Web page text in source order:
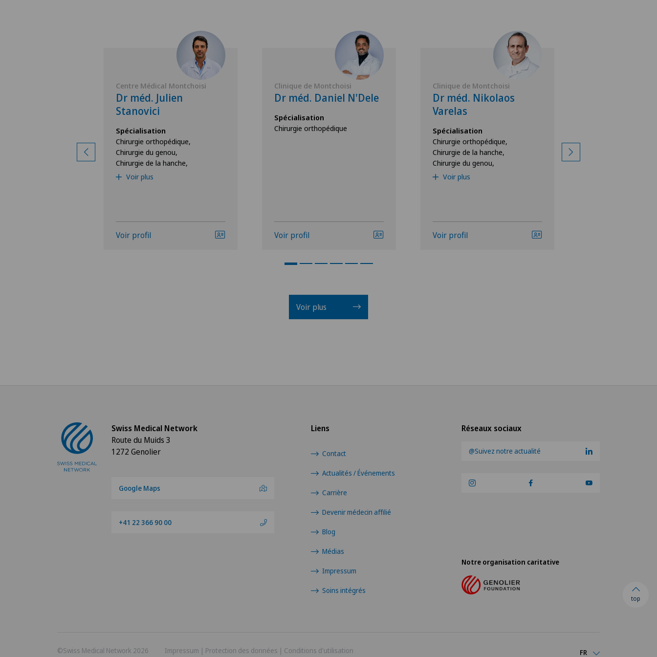
Centre Médical Montchoisi
Dr méd. Julien
Stanovici
Spécialisation
Chirurgie orthopédique,
Chirurgie du genou,
Chirurgie de la hanche,
Voir plus
Voir profil
Clinique de Montchoisi
Dr méd. Daniel N'Dele
Spécialisation
Chirurgie orthopédique
Voir profil
Clinique de Montchoisi
Dr méd. Nikolaos
Varelas
Spécialisation
Chirurgie orthopédique,
Chirurgie de la hanche,
Chirurgie du genou,
Voir plus
Voir profil
Voir plus
Réseaux sociaux
@Suivez notre actualité
Liens
Contact
Actualités / Événements
Carrière
Devenir médecin affilié
Blog
Médias
Impressum
Soins intégrés
Swiss Medical Network
Route du Muids 3
1272 Genolier
Google Maps
+41 22 366 90 00
Notre organisation caritative
top
©Swiss Medical Network 2026 Impressum | Protection des données | Conditions d'utilisation FR